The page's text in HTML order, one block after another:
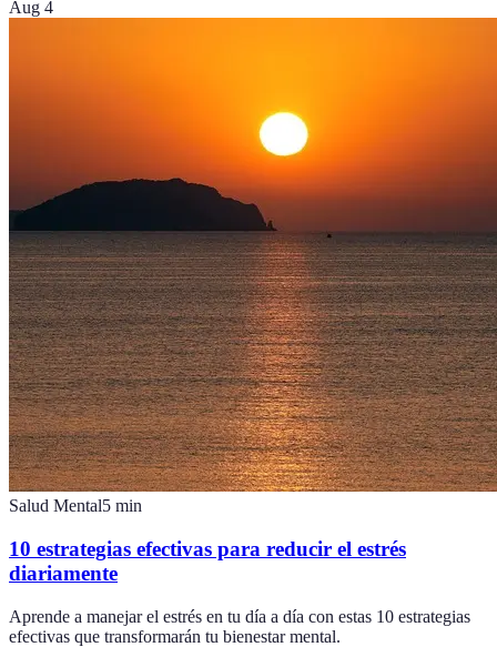
Aug 4
Salud Mental5 min
10 estrategias efectivas para reducir el estrés
diariamente
Aprende a manejar el estrés en tu día a día con estas 10 estrategias
efectivas que transformarán tu bienestar mental.